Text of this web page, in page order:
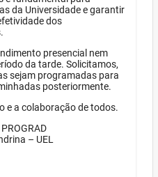
da Universidade e garantir
dos
presencial nem
da tarde. Solicitamos,
sejam programadas para
posteriormente.
e a colaboração de todos.
– UEL